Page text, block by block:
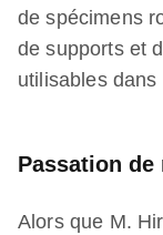
de spécimens
de supports et
utilisables
Passation
Alors que M.